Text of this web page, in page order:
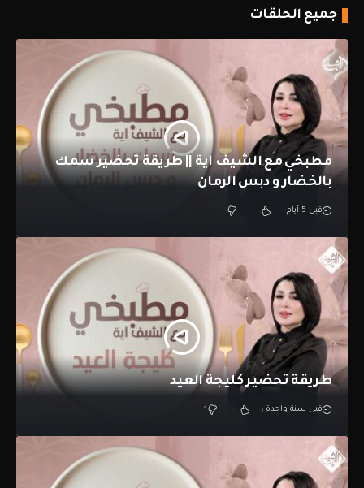
جميع الحلقات
مطبخي مع الشيف اية || طريقة تحضير سمك
بالخضار و دبس الرمان
قبل 5 أيام
طريقة تحضير كليجة العيد
قبل سنة واحدة 1